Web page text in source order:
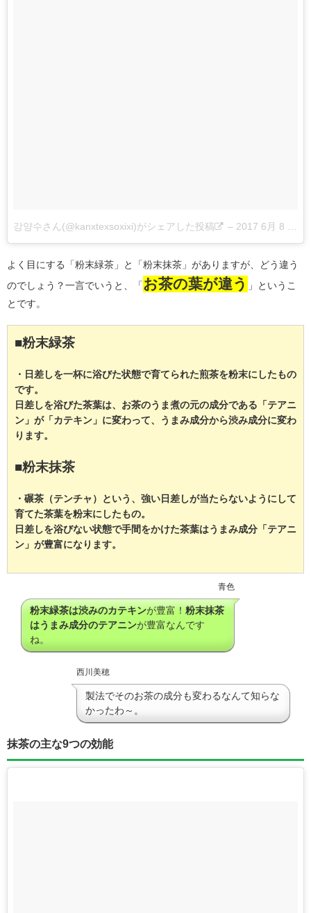
강양수さん(@kanxtexsoxixi)がシェアした投稿 – 2017 6月 8 6:03午後 PDT
よく目にする「粉末緑茶」と「粉末抹茶」がありますが、どう違う
のでしょう？一言でいうと、「お茶の葉が違う
」というこ
とです。
■粉末緑茶
・日差しを一杯に浴びた状態で育てられた煎茶を粉末にしたもの
です。
日差しを浴びた茶葉は、お茶のうま煮の元の成分である「テアニ
ン」が「カテキン」に変わって、うまみ成分から渋み成分に変わ
ります。
■粉末抹茶
・碾茶（テンチャ）という、強い日差しが当たらないようにして
育てた茶葉を粉末にしたもの。
日差しを浴びない状態で手間をかけた茶葉はうまみ成分「テアニ
ン」が豊富になります。
青色
粉末緑茶は渋みのカテキンが豊富！粉末抹茶
はうまみ成分のテアニンが豊富なんです
ね。
西川美穂
製法でそのお茶の成分も変わるなんて知らな
かったわ～。
抹茶の主な9つの効能